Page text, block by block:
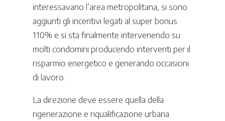
interessavano l’area metropolitana, si sono
aggiunti gli incentivi legati al super bonus
110% e si sta finalmente intervenendo su
molti condomini producendo interventi per il
risparmio energetico e generando occasioni
di lavoro.
La direzione deve essere quella della
rigenerazione e riqualificazione urbana